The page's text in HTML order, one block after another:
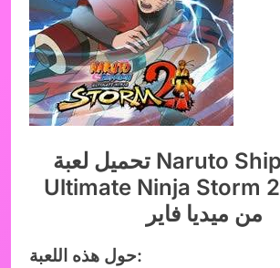
تحميل لعبة Naruto Shippuden:
Ultimate Ninja Storm 2 للكمبيوتر
من ميديا فاير
حول هذه اللعبة: